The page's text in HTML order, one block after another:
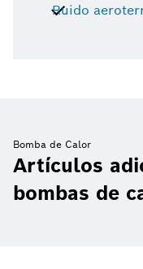
Ruido
Bomba de Calor
Artículos
bombas de